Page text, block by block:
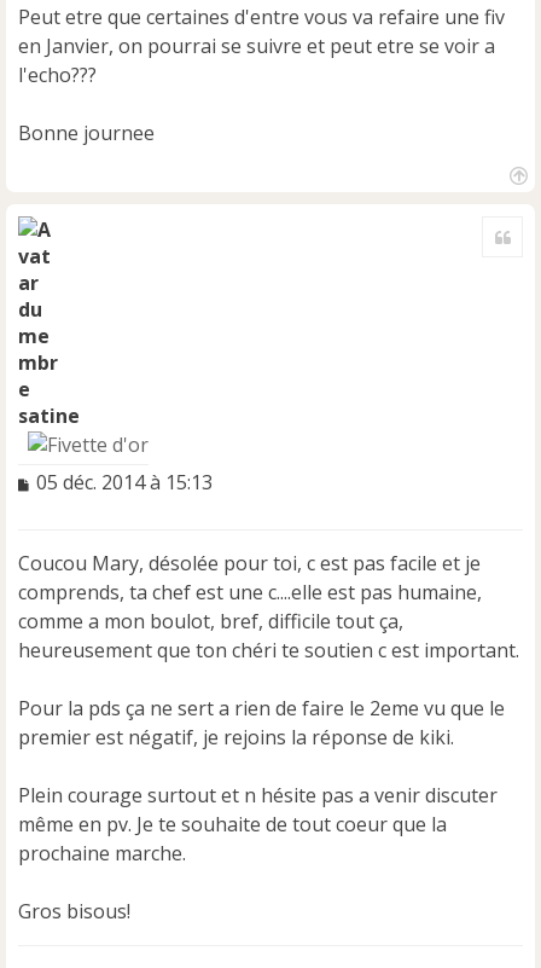
Peut etre que certaines d'entre vous va refaire une fiv
en Janvier, on pourrai se suivre et peut etre se voir a
l'echo???
Bonne journee
satine
M
a
g
e
n
o
l
u
05 déc. 2014 à 15:13
Coucou Mary, désolée pour toi, c est pas facile et je
comprends, ta chef est une c....elle est pas humaine,
comme a mon boulot, bref, difficile tout ça,
heureusement que ton chéri te soutien c est important.
Pour la pds ça ne sert a rien de faire le 2eme vu que le
premier est négatif, je rejoins la réponse de kiki.
Plein courage surtout et n hésite pas a venir discuter
même en pv. Je te souhaite de tout coeur que la
prochaine marche.
Gros bisous!